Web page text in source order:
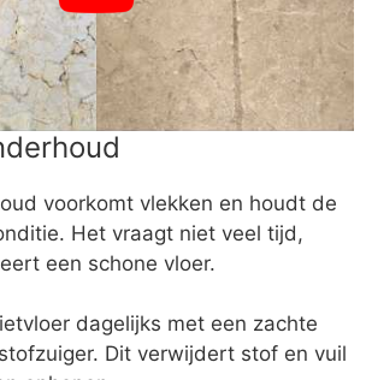
voorkomt vlekken en houdt de
Het vraagt niet veel tijd,
een schone vloer.
dagelijks met een zachte
Dit verwijdert stof en vuil